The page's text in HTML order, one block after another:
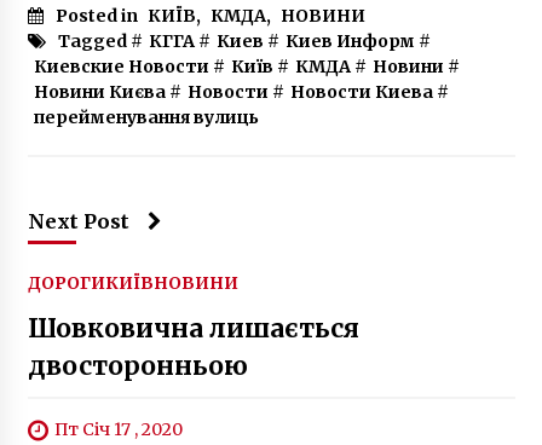
Posted in КИЇВ, КМДА, НОВИНИ
Tagged # КГГА# Киев # Киев Информ #
Киевские Новости # Київ # КМДА# Новини #
Новини Києва# Новости # Новости Киева#
перейменування вулиць
Next Post
ДОРОГИКИЇВНОВИНИ
Шовковична лишається
двосторонньою
Пт Січ 17 , 2020